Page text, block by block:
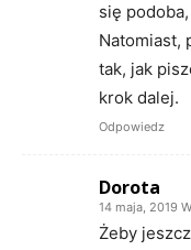
się
Natomiast,
tak, jak
krok dalej.
Odpowiedz
Dorota
14 maja, 2019
Żeby